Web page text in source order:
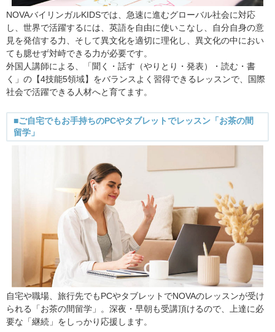
NOVAバイリンガルKIDSでは、急速に進むグローバル社会に対応
し、世界で活躍するには、英語を自由に使いこなし、自分自身の意
見を発信する力、そして異文化を適切に理化し、異文化の中におい
ても臆せず対峙できる力が必要です。
外国人講師による、「聞く・話す（やりとり・発表）・読む・書
く」の【4技能5領域】をバランスよく習得できるレッスンで、国際
社会で活躍できる人材へと育てます。
■ご自宅でもお手持ちのPCやタブレットでレッスン「お茶の間
留学」
自宅や職場、旅行先でもPCやタブレットでNOVAのレッスンが受け
られる「お茶の間留学」。深夜・早朝も受講頂けるので、上達に必
要な「継続」をしっかり応援します。